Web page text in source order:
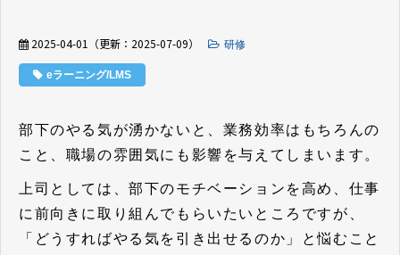
2025-04-01 （更新： 2025-07-09） 研修
eラーニング/LMS
部下のやる気が湧かないと、業務効率はもちろんの
こと、職場の雰囲気にも影響を与えてしまいます。
上司としては、部下のモチベーションを高め、仕事
に前向きに取り組んでもらいたいところですが、
「どうすればやる気を引き出せるのか」と悩むこと